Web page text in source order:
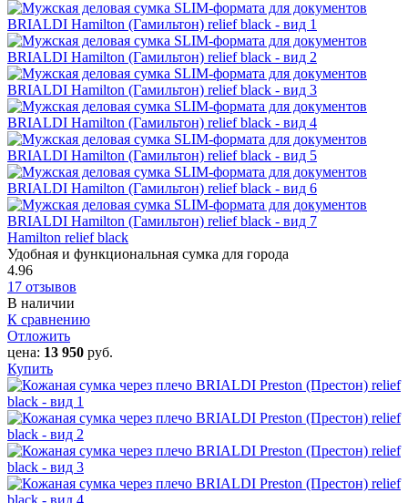
Hamilton‎ relief black
Удобная и функциональная сумка для города
4.96
17 отзывов
В наличии
К сравнению
Отложить
цена: 13 950 руб.
Купить